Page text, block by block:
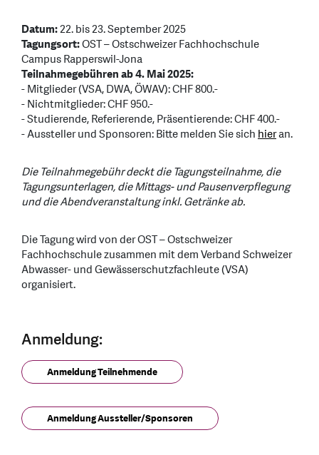
Datum:22. bis 23. September 2025
Tagungsort:OST – Ostschweizer Fachhochschule
Campus Rapperswil-Jona
Teilnahmegebühren ab 4. Mai 2025:
- Mitglieder (VSA, DWA, ÖWAV): CHF 800.-
- Nichtmitglieder: CHF 950.-
- Studierende, Referierende, Präsentierende: CHF 400.-
- Aussteller und Sponsoren: Bitte melden Sie sich hieran.
Die Teilnahmegebühr deckt die Tagungsteilnahme, die
Tagungsunterlagen, die Mittags- und Pausenverpflegung
und die Abendveranstaltung inkl. Getränke ab.
Die Tagung wird von der OST – Ostschweizer
Fachhochschule zusammen mit dem Verband Schweizer
Abwasser- und Gewässerschutzfachleute (VSA)
organisiert.
Anmeldung:
Anmeldung Teilnehmende
Anmeldung Aussteller/Sponsoren